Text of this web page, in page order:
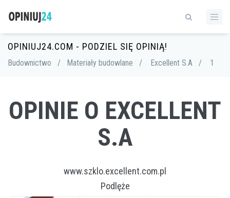
OPINIUJ24.COM - PODZIEL SIĘ OPINIĄ!
Budownictwo / Materiały budowlane / Excellent S.A / 1
OPINIE O EXCELLENT
S.A
www.szklo.excellent.com.pl
Podlęże